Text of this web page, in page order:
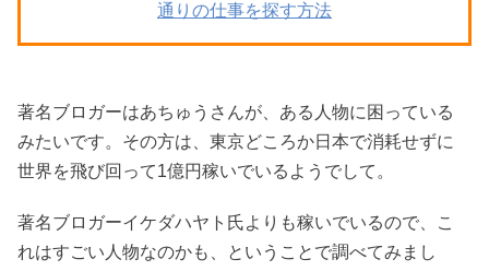
通りの仕事を探す方法
著名ブロガーはあちゅうさんが、ある人物に困っている
みたいです。その方は、東京どころか日本で消耗せずに
世界を飛び回って1億円稼いでいるようでして。
著名ブロガーイケダハヤト氏よりも稼いでいるので、こ
れはすごい人物なのかも、ということで調べてみまし